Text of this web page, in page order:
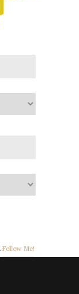
Follow Me!